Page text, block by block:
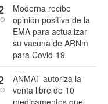
Moderna recibe
opinión positiva de la
EMA para actualizar
su vacuna de ARNm
para Covid-19
ANMAT autoriza la
venta libre de 10